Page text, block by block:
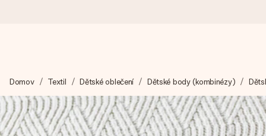
Váš dárek vytvoříme s láskou a bleskově odešleme – abyste
Domov Textil Dětské oblečení Dětské body (kombinézy)